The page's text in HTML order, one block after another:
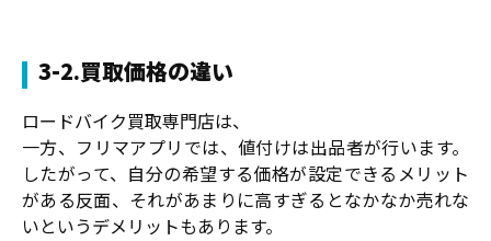
3-2.買取価格の違い
ロードバイク買取専門店は、
一方、フリマアプリでは、値付けは出品者が行います。
したがって、自分の希望する価格が設定できるメリット
がある反面、それがあまりに高すぎるとなかなか売れな
いというデメリットもあります。